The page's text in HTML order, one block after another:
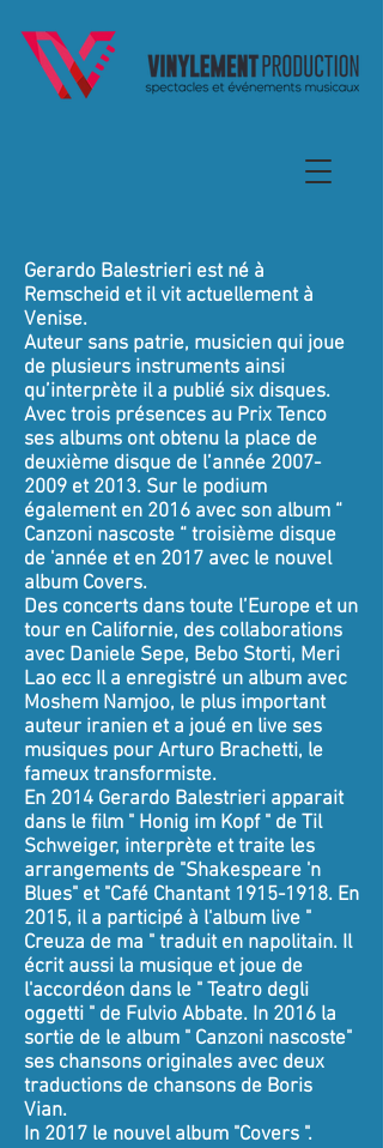
Gerardo Balestrieri est né à
Remscheid et il vit actuellement à
Venise.
Auteur sans patrie, musicien qui joue
de plusieurs instruments ainsi
qu’interprète il a publié six disques.
Avec trois présences au Prix Tenco
ses albums ont obtenu la place de
deuxième disque de l’année 2007-
2009 et 2013. Sur le podium
également en 2016 avec son album “
Canzoni nascoste “ troisième disque
de 'année et en 2017 avec le nouvel
album Covers.
Des concerts dans toute l’Europe et un
tour en Californie, des collaborations
avec Daniele Sepe, Bebo Storti, Meri
Lao ecc Il a enregistré un album avec
Moshem Namjoo, le plus important
auteur iranien et a joué en live ses
musiques pour Arturo Brachetti, le
fameux transformiste.
En 2014 Gerardo Balestrieri apparait
dans le film " Honig im Kopf " de Til
Schweiger, interprète et traite les
arrangements de "Shakespeare 'n
Blues" et "Café Chantant 1915-1918. En
2015, il a participé à l'album live "
Creuza de ma " traduit en napolitain. Il
écrit aussi la musique et joue de
l'accordéon dans le " Teatro degli
oggetti " de Fulvio Abbate. In 2016 la
sortie de le album " Canzoni nascoste"
ses chansons originales avec deux
traductions de chansons de Boris
Vian.
In 2017 le nouvel album "Covers ".